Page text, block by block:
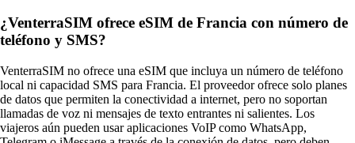
¿VenterraSIM ofrece eSIM de Francia con número de
teléfono y SMS?
VenterraSIM no ofrece una eSIM que incluya un número de teléfono
local ni capacidad SMS para Francia. El proveedor ofrece solo planes
de datos que permiten la conectividad a internet, pero no soportan
llamadas de voz ni mensajes de texto entrantes ni salientes. Los
viajeros aún pueden usar aplicaciones VoIP como WhatsApp,